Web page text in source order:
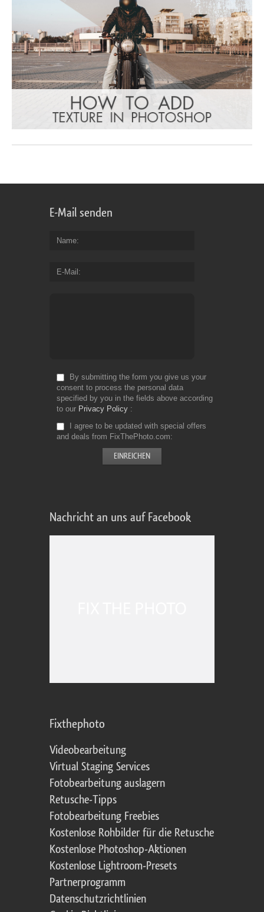
E-Mail senden
Name
E-Mail
By submitting the form you give us your
consent to process the personal data
specified by you in the fields above according
to our Privacy Policy
I agree to be updated with special offers
and deals from FixThePhoto.com
Nachricht an uns auf Facebook
Fixthephoto
Videobearbeitung
Virtual Staging Services
Fotobearbeitung auslagern
Retusche-Tipps
Fotobearbeitung Freebies
Kostenlose Rohbilder für die Retusche
Kostenlose Photoshop-Aktionen
Kostenlose Lightroom-Presets
Partnerprogramm
Datenschutzrichtlinien